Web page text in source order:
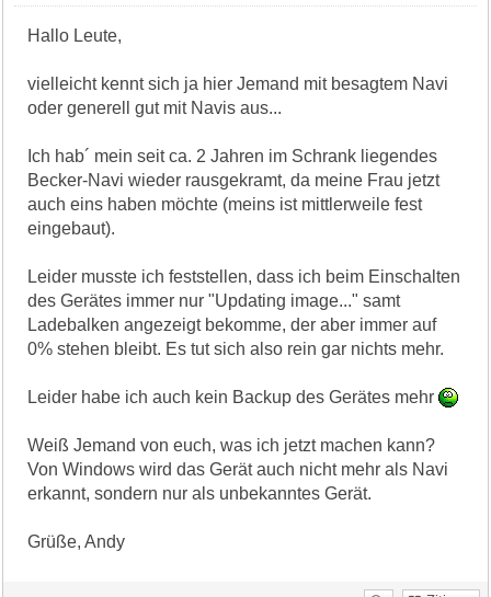
Hallo Leute,
vielleicht kennt sich ja hier Jemand mit besagtem Navi
oder generell gut mit Navis aus...
Ich hab´ mein seit ca. 2 Jahren im Schrank liegendes
Becker-Navi wieder rausgekramt, da meine Frau jetzt
auch eins haben möchte (meins ist mittlerweile fest
eingebaut).
Leider musste ich feststellen, dass ich beim Einschalten
des Gerätes immer nur "Updating image..." samt
Ladebalken angezeigt bekomme, der aber immer auf
0% stehen bleibt. Es tut sich also rein gar nichts mehr.
Leider habe ich auch kein Backup des Gerätes mehr
Weiß Jemand von euch, was ich jetzt machen kann?
Von Windows wird das Gerät auch nicht mehr als Navi
erkannt, sondern nur als unbekanntes Gerät.
Grüße, Andy